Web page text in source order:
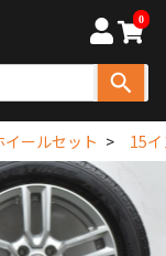
0
ールセット 15